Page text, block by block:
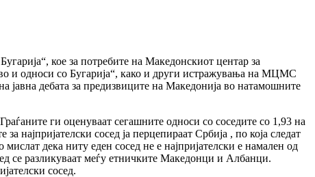
кое за потребите на Македонскиот центар за
и односи со Бугарија“, како и други истражувања на МЦМС
јавна дебата за предизвиците на Македонија во натамошните
ги оценуваат сегашните односи со соседите со 1,93 на
најпријателски сосед ја перцепираат Србија , по која следат
дека ниту еден сосед не е најпријателски е намален од
се разликуваат меѓу етничките Македонци и Албанци.
сосед.